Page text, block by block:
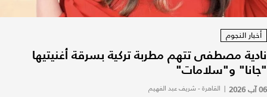
أخبار النجوم
نادية مصطفى تتهم مطربة تركية بسرقة أغنيتيها
"جانا" و"سلامات"
06 آب 2026 | القاهرة - شريف عبد الفهيم